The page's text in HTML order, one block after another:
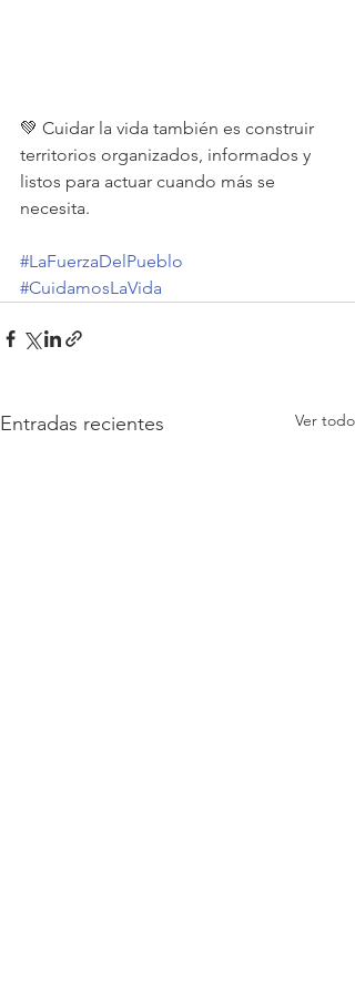
💚 Cuidar la vida también es construir
territorios organizados, informados y
listos para actuar cuando más se
necesita.
#LaFuerzaDelPueblo
#CuidamosLaVida
Entradas recientes Ver todo